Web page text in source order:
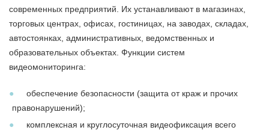
современных предприятий. Их устанавливают в магазинах,
торговых центрах, офисах, гостиницах, на заводах, складах,
автостоянках, административных, ведомственных и
образовательных объектах. Функции систем
видеомониторинга:
обеспечение безопасности (защита от краж и прочих
правонарушений);
комплексная и круглосуточная видеофиксация всего